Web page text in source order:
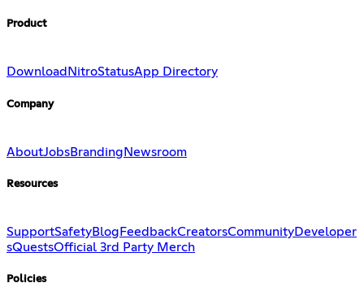
Product
Download NitroStatusApp Directory
Company
AboutJobsBranding Newsroom
Resources
SupportSafetyBlog FeedbackCreatorsCommunityDeveloper
sQuestsOfficial 3rd Party Merch
Policies